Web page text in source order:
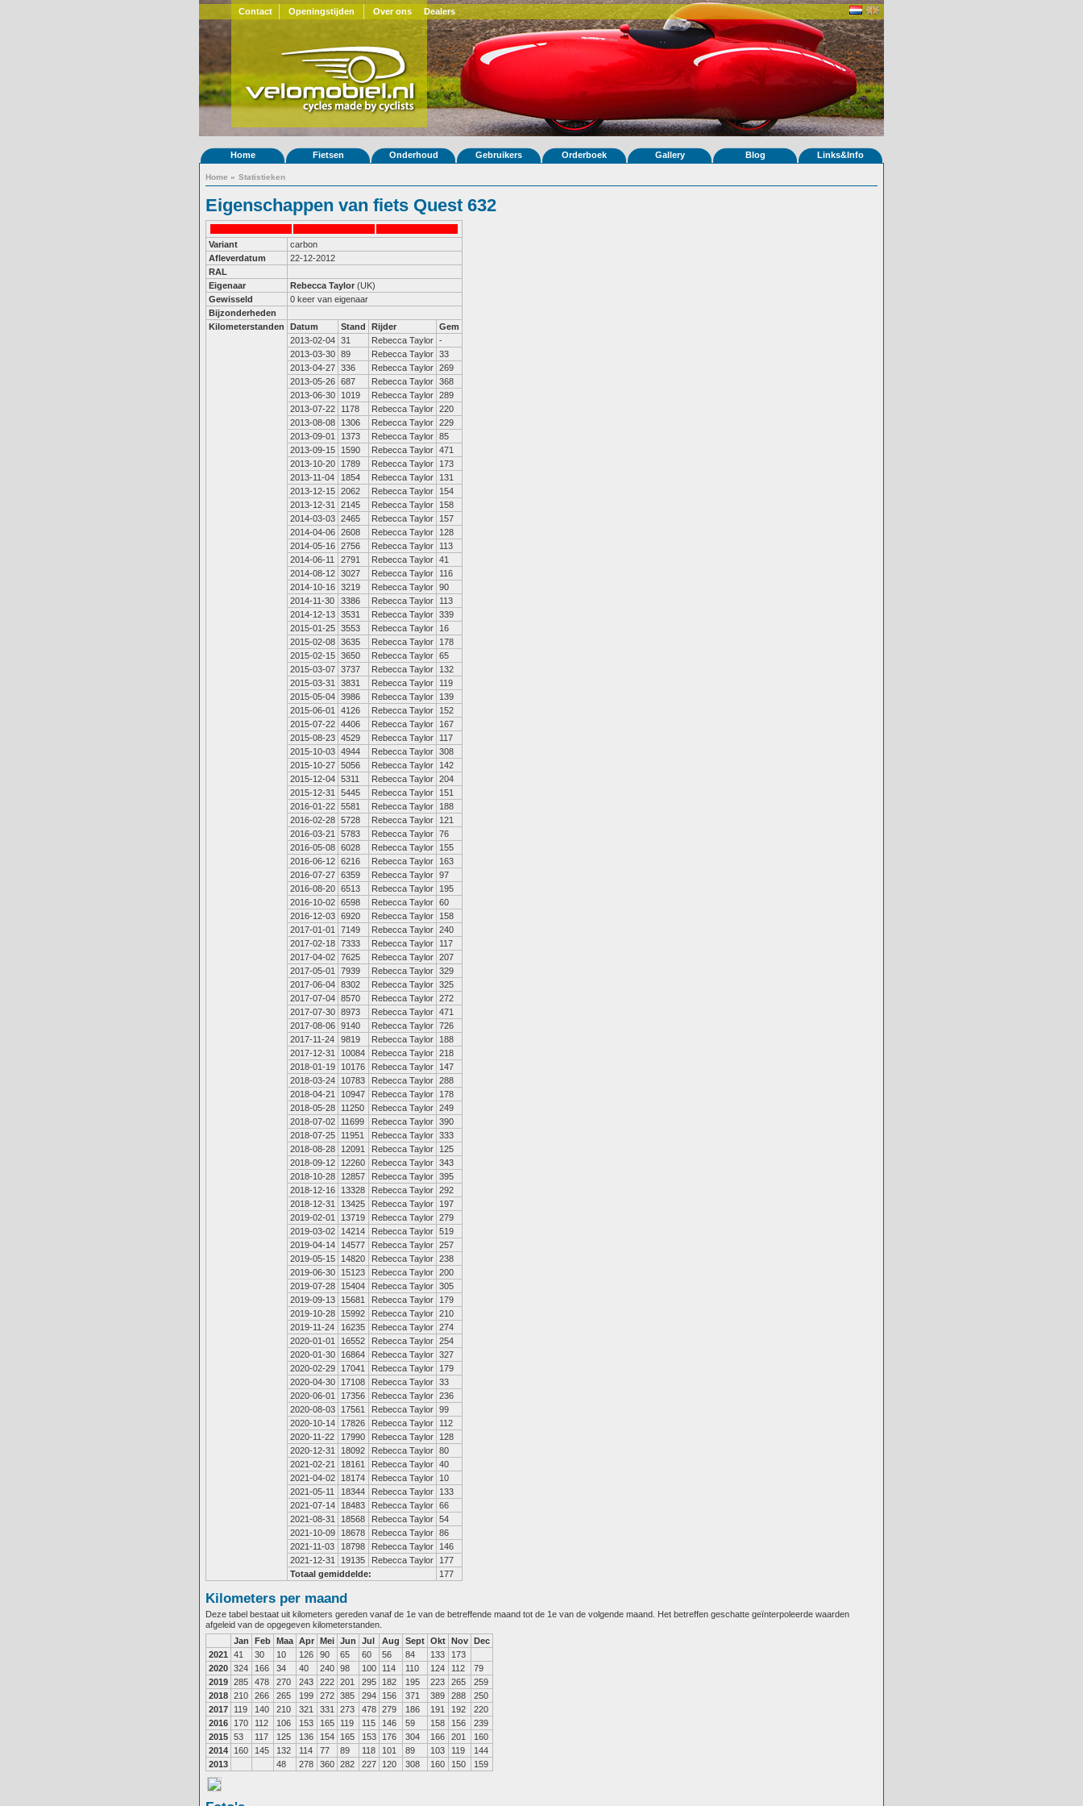
Contact Openingstijden Over ons Dealers
Home Fietsen Onderhoud Gebruikers Orderboek Gallery Blog Links&Info
Home » Statistieken
Eigenschappen van fiets Quest 632
Variant
carbon
Afleverdatum
22-12-2012
RAL
Eigenaar
Rebecca Taylor (UK)
Gewisseld
0 keer van eigenaar
Bijzonderheden
Kilometerstanden
Datum Stand Rijder
Gem
2013-02-04 31 Rebecca Taylor -
2013-03-30 89 Rebecca Taylor 33
2013-04-27 336 Rebecca Taylor 269
2013-05-26 687 Rebecca Taylor 368
2013-06-30
1019 Rebecca Taylor 289
2013-07-22
1178 Rebecca Taylor 220
2013-08-08
1306 Rebecca Taylor 229
2013-09-01
1373 Rebecca Taylor 85
2013-09-15
1590 Rebecca Taylor 471
2013-10-20
1789 Rebecca Taylor
173
2013-11-04
1854 Rebecca Taylor
131
2013-12-15 2062 Rebecca Taylor
154
2013-12-31
2145 Rebecca Taylor
158
2014-03-03 2465 Rebecca Taylor
157
2014-04-06 2608 Rebecca Taylor
128
2014-05-16 2756 Rebecca Taylor
113
2014-06-11
2791 Rebecca Taylor 41
2014-08-12 3027 Rebecca Taylor
116
2014-10-16 3219 Rebecca Taylor 90
2014-11-30
3386 Rebecca Taylor
113
2014-12-13 3531 Rebecca Taylor 339
2015-01-25 3553 Rebecca Taylor
16
2015-02-08 3635 Rebecca Taylor
178
2015-02-15 3650 Rebecca Taylor 65
2015-03-07 3737 Rebecca Taylor
132
2015-03-31
3831 Rebecca Taylor
119
2015-05-04 3986 Rebecca Taylor
139
2015-06-01
4126 Rebecca Taylor
152
2015-07-22 4406 Rebecca Taylor
167
2015-08-23 4529 Rebecca Taylor
117
2015-10-03 4944 Rebecca Taylor 308
2015-10-27 5056 Rebecca Taylor
142
2015-12-04 5311 Rebecca Taylor 204
2015-12-31
5445 Rebecca Taylor
151
2016-01-22 5581 Rebecca Taylor
188
2016-02-28 5728 Rebecca Taylor
121
2016-03-21
5783 Rebecca Taylor 76
2016-05-08 6028 Rebecca Taylor
155
2016-06-12 6216 Rebecca Taylor
163
2016-07-27 6359 Rebecca Taylor 97
2016-08-20 6513 Rebecca Taylor
195
2016-10-02 6598 Rebecca Taylor 60
2016-12-03 6920 Rebecca Taylor
158
2017-01-01
7149 Rebecca Taylor 240
2017-02-18 7333 Rebecca Taylor
117
2017-04-02 7625 Rebecca Taylor 207
2017-05-01
7939 Rebecca Taylor 329
2017-06-04 8302 Rebecca Taylor 325
2017-07-04 8570 Rebecca Taylor 272
2017-07-30 8973 Rebecca Taylor 471
2017-08-06 9140 Rebecca Taylor 726
2017-11-24
9819 Rebecca Taylor
188
2017-12-31
10084 Rebecca Taylor 218
2018-01-19
10176 Rebecca Taylor
147
2018-03-24
10783 Rebecca Taylor 288
2018-04-21
10947 Rebecca Taylor
178
2018-05-28
11250 Rebecca Taylor 249
2018-07-02
11699 Rebecca Taylor 390
2018-07-25
11951 Rebecca Taylor 333
2018-08-28
12091 Rebecca Taylor
125
2018-09-12
12260 Rebecca Taylor 343
2018-10-28
12857 Rebecca Taylor 395
2018-12-16
13328 Rebecca Taylor 292
2018-12-31
13425 Rebecca Taylor
197
2019-02-01
13719 Rebecca Taylor 279
2019-03-02
14214 Rebecca Taylor 519
2019-04-14
14577 Rebecca Taylor 257
2019-05-15
14820 Rebecca Taylor 238
2019-06-30
15123 Rebecca Taylor 200
2019-07-28
15404 Rebecca Taylor 305
2019-09-13
15681 Rebecca Taylor
179
2019-10-28
15992 Rebecca Taylor 210
2019-11-24
16235 Rebecca Taylor 274
2020-01-01
16552 Rebecca Taylor 254
2020-01-30
16864 Rebecca Taylor 327
2020-02-29
17041 Rebecca Taylor
179
2020-04-30
17108 Rebecca Taylor 33
2020-06-01
17356 Rebecca Taylor 236
2020-08-03
17561 Rebecca Taylor 99
2020-10-14
17826 Rebecca Taylor
112
2020-11-22
17990 Rebecca Taylor
128
2020-12-31
18092 Rebecca Taylor 80
2021-02-21
18161 Rebecca Taylor 40
2021-04-02
18174 Rebecca Taylor
10
2021-05-11
18344 Rebecca Taylor
133
2021-07-14
18483 Rebecca Taylor 66
2021-08-31
18568 Rebecca Taylor 54
2021-10-09
18678 Rebecca Taylor 86
2021-11-03
18798 Rebecca Taylor
146
2021-12-31
19135 Rebecca Taylor
177
Totaal gemiddelde:
177
Kilometers per maand
Deze tabel bestaat uit kilometers gereden vanaf de 1e van de betreffende maand tot de 1e van de volgende maand. Het betreffen geschatte geïnterpoleerde waarden
afgeleid van de opgegeven kilometerstanden.
Jan
Feb Maa Apr Mei Jun Jul Aug Sept Okt Nov Dec
2021
41 30 10 126 90 65 60 56 84 133
173
2020 324 166 34 40 240 98 100 114 110 124 112
79
2019 285 478 270 243 222 201 295 182 195 223 265
259
2018 210 266 265 199 272 385 294 156 371 389 288
250
2017
119 140 210 321 331 273 478 279 186 191 192
220
2016
170 112 106 153 165 119 115 146 59 158 156
239
2015 53 117 125 136 154 165 153 176 304 166 201
160
2014
160 145 132 114 77 89 118 101 89 103 119
144
2013
48 278 360 282 227 120 308 160 150 159